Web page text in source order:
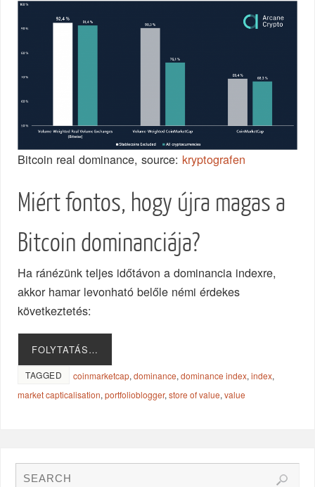
Bitcoin real dominance, source: kryptografen
Miért fontos, hogy újra magas a
Bitcoin dominanciája?
Ha ránézünk teljes időtávon a dominancia indexre,
akkor hamar levonható belőle némi érdekes
következtetés:
FOLYTATÁS…
TAGGED coinmarketcap,dominance,dominance index,index,
market capticalisation,portfolioblogger,store of value,value